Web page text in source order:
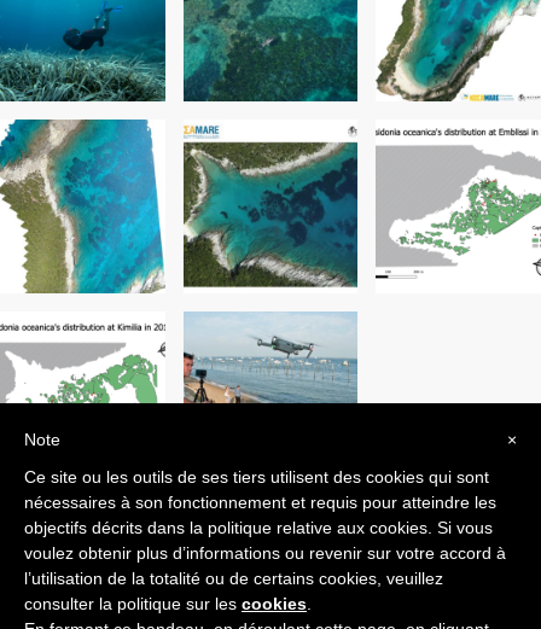
ARTICLE PRÉCÉDENT ARTICLE SUIVANT
×
Note
Ce site ou les outils de ses tiers utilisent des cookies qui sont
nécessaires à son fonctionnement et requis pour atteindre les
objectifs décrits dans la politique relative aux cookies. Si vous
voulez obtenir plus d’informations ou revenir sur votre accord à
l’utilisation de la totalité ou de certains cookies, veuillez
consulter la politique sur les cookies